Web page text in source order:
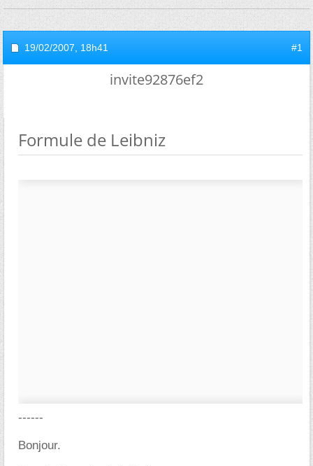
19/02/2007, 18h41 #1
invite92876ef2
Formule de Leibniz
------
Bonjour.